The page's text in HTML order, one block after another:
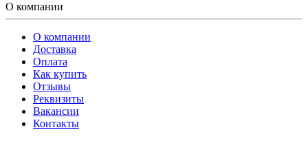
О компании
О компании
Доставка
Оплата
Как купить
Отзывы
Реквизиты
Вакансии
Контакты